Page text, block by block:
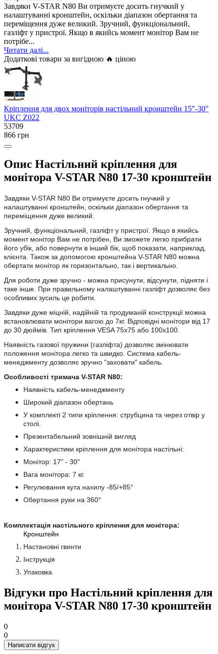
Завдяки V-STAR N80 Ви отримуєте досить гнучкий у
налаштуванні кронштейн, оскільки діапазон обертання та
переміщення дуже великий. Зручний, функціональний,
газліфт у пристрої. Якщо в якийсь момент монітор Вам не
потрібе...
Читати далі...
Додаткові товари за вигідною 🔥 ціною
Кріплення для двох моніторів настільний кронштейн 15"-30"
UKC Z022
53709
866 грн
Опис Настільний кріплення для
монітора V-STAR N80 17-30 кронштейн
Завдяки V-STAR N80 Ви отримуєте досить гнучкий у
налаштуванні кронштейн, оскільки діапазон обертання та
переміщення дуже великий.
Зручний, функціональний, газліфт у пристрої. Якщо в якийсь
момент монітор Вам не потрібен, Ви зможете легко прибрати
його убік, або повернути в інший бік, щоб показати, наприклад,
клієнта. Також за допомогою кронштейна V-STAR N80 можна
обертати монітор як горизонтально, так і вертикально.
Для роботи дуже зручно - можна присунути, відсунути, підняти і
таке інше. При правильному налаштуванні газліфт дозволяє без
особливих зусиль це робити.
Завдяки дуже міцній, надійній та продуманій конструкції можна
встановлювати монітори вагою до 7кг. Відповідні монітори від 17
до 30 дюймів. Тип кріплення VESA 75x75 або 100х100.
Наявність газової пружини (газліфта) дозволяє змінювати
положення монітора легко та швидко. Система кабель-
менеджменту дозволяє зручно "заховати" кабель.
Особливості тримача V-STAR N80:
Наявність кабель-менеджменту
Широкий діапазон обертань
У комплекті 2 типи кріплення: струбцина та через отвір у
столі.
Презентабельний зовнішній вигляд
Характеристики кріплення для монітора настільні:
Монітор: 17" - 30"
Вага монітора: 7 кг.
Регулювання кута нахилу -85/+85°
Обертання руки на 360°
Комплектація настільного кріплення для монітора:
Кронштейн
Настановні гвинти
Інструкція
Упаковка
Відгуки про Настільний кріплення для
монітора V-STAR N80 17-30 кронштейн
0
0
Написати відгук